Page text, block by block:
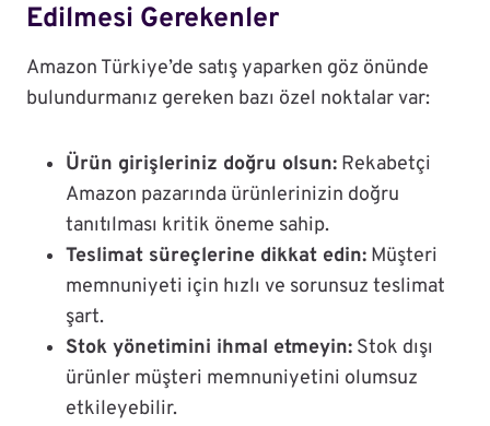
Edilmesi Gerekenler
Amazon Türkiye’de satış yaparken göz önünde
bulundurmanız gereken bazı özel noktalar var:
Ürün girişleriniz doğru olsun: Rekabetçi
Amazon pazarında ürünlerinizin doğru
tanıtılması kritik öneme sahip.
Teslimat süreçlerine dikkat edin: Müşteri
memnuniyeti için hızlı ve sorunsuz teslimat
şart.
Stok yönetimini ihmal etmeyin: Stok dışı
ürünler müşteri memnuniyetini olumsuz
etkileyebilir.